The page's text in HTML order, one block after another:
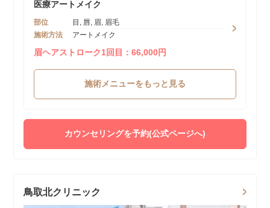
医療アートメイク
部位
目, 唇, 眉, 眉毛
施術方法
アートメイク
眉ヘアストローク1回目：66,000円
施術メニューをもっと見る
カウンセリングを予約(公式ページへ)
鳥取北クリニック